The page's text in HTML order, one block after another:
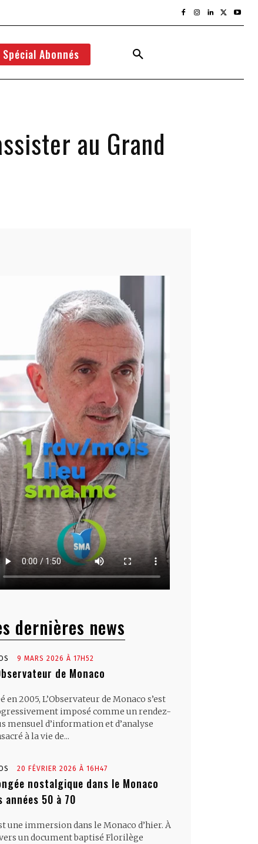
Spécial Abonnés
au Grand
dernières news
9 MARS 2026 À 17H52
de Monaco
en 2005, L’Observateur de Monaco s’est
imposé comme un rendez-
mensuel d’information et d’analyse
à la vie de...
20 FÉVRIER 2026 À 16H47
nostalgique dans le Monaco
années 50 à 70
une immersion dans le Monaco d’hier. À
un document baptisé Florilège